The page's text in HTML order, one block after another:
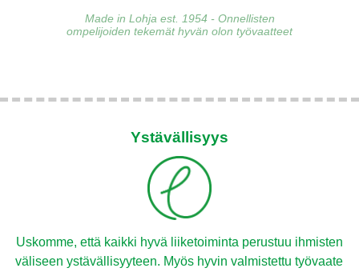
Made in Lohja est. 1954 - Onnellisten
ompelijoiden tekemät hyvän olon työvaatteet
Ystävällisyys
Uskomme, että kaikki hyvä liiketoiminta perustuu ihmisten
väliseen ystävällisyyteen. Myös hyvin valmistettu työvaate